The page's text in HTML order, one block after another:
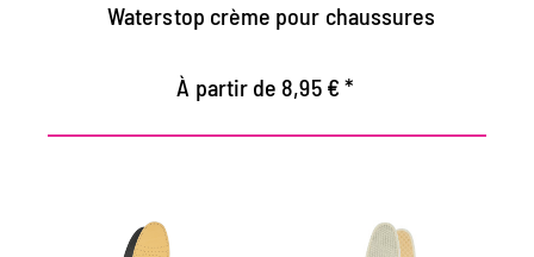
Waterstop crème pour chaussures
À partir de 8,95 € *